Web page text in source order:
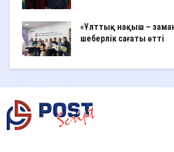
«Ұлттық нақыш –
шеберлік сағаты өтті